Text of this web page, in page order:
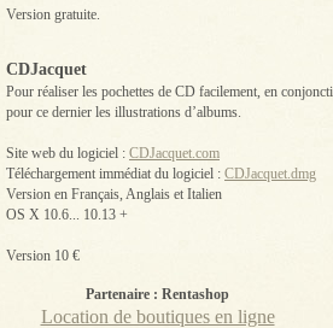
Partenaire : Rentashop
Location de boutiques en ligne
Version gratuite.
CDJacquet
Pour réaliser les pochettes de CD facilement, en
pour ce dernier les illustrations d’albums.
Site web du logiciel : CDJacquet.com
Téléchargement immédiat du logiciel : CDJacquet.dmg
Version en Français, Anglais et Italien
OS X 10.6... 10.13 +
Version 10 €